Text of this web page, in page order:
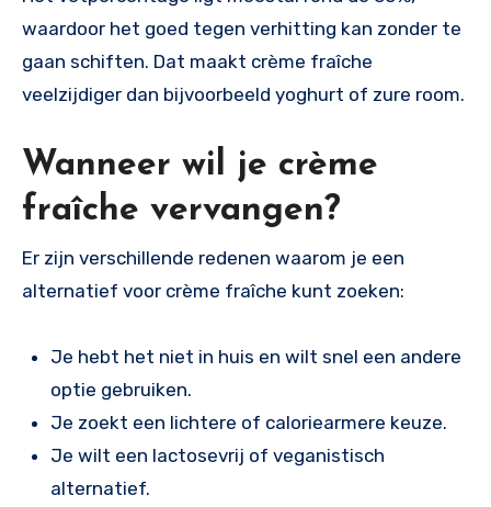
waardoor het goed tegen verhitting kan zonder te
gaan schiften. Dat maakt crème fraîche
veelzijdiger dan bijvoorbeeld yoghurt of zure room.
Wanneer wil je crème
fraîche vervangen?
Er zijn verschillende redenen waarom je een
alternatief voor crème fraîche kunt zoeken:
Je hebt het niet in huis en wilt snel een andere
optie gebruiken.
Je zoekt een lichtere of caloriearmere keuze.
Je wilt een lactosevrij of veganistisch
alternatief.